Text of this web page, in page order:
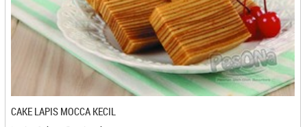
Mochi A Yani - Sukabumi
Mpok Nini - Bekasi
Mr. Pikuk - Balikpapan
Mubarok - Mojokerto
Mutiara Luwak - Bandar Lampung
Nayadam - Batam
Ndaqies - Bandung
CAKE LAPIS MOCCA KECIL